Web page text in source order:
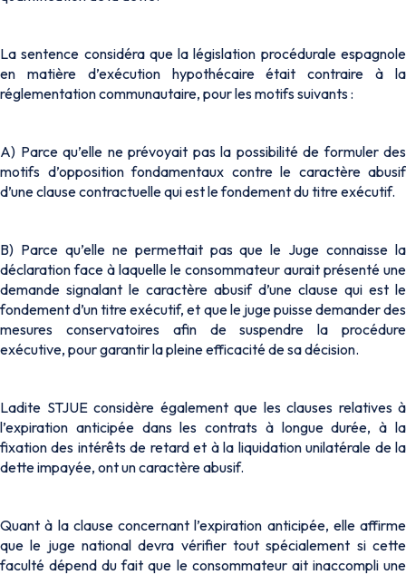
La sentence considéra que la législation procédurale espagnole
en matière d’exécution hypothécaire était contraire à la
réglementation communautaire, pour les motifs suivants :
A) Parce qu’elle ne prévoyait pas la possibilité de formuler des
motifs d’opposition fondamentaux contre le caractère abusif
d’une clause contractuelle qui est le fondement du titre exécutif.
B) Parce qu’elle ne permettait pas que le Juge connaisse la
déclaration face à laquelle le consommateur aurait présenté une
demande signalant le caractère abusif d’une clause qui est le
fondement d’un titre exécutif, et que le juge puisse demander des
mesures conservatoires afin de suspendre la procédure
exécutive, pour garantir la pleine efficacité de sa décision.
Ladite STJUE considère également que les clauses relatives à
l’expiration anticipée dans les contrats à longue durée, à la
fixation des intérêts de retard et à la liquidation unilatérale de la
dette impayée, ont un caractère abusif.
Quant à la clause concernant l’expiration anticipée, elle affirme
que le juge national devra vérifier tout spécialement si cette
faculté dépend du fait que le consommateur ait inaccompli une